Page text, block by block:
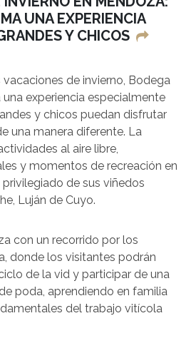
UNA EXPERIENCIA
Y CHICOS
de invierno, Bodega
experiencia especialmente
y chicos puedan disfrutar
una manera diferente. La
al aire libre,
y momentos de recreación en
de sus viñedos
Luján de Cuyo.
con un recorrido por los
donde los visitantes podrán
de la vid y participar de una
poda, aprendiendo en familia
del trabajo vitícola